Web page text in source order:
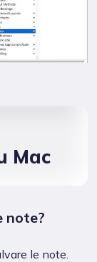
Mac
note?
le note.